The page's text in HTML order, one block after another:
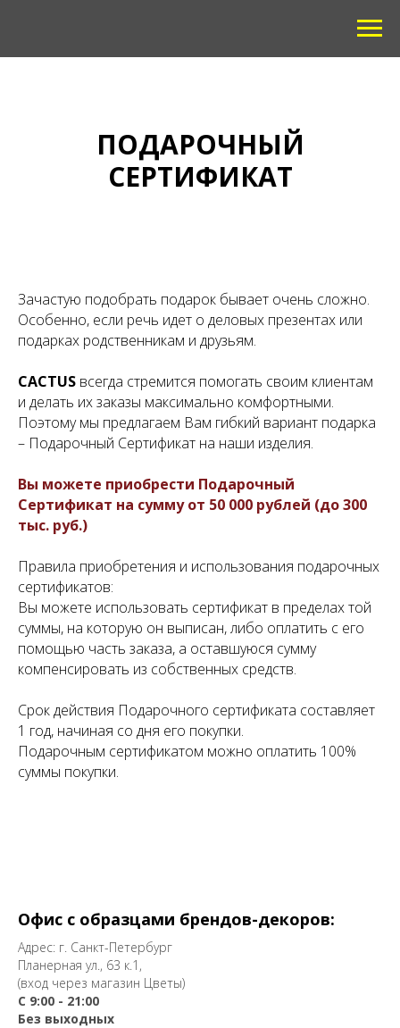
ПОДАРОЧНЫЙ
СЕРТИФИКАТ
Зачастую подобрать подарок бывает очень сложно.
Особенно, если речь идет о деловых презентах или
подарках родственникам и друзьям.
CACTUS всегда стремится помогать своим клиентам
и делать их заказы максимально комфортными.
Поэтому мы предлагаем Вам гибкий вариант подарка
– Подарочный Сертификат на наши изделия.
Вы можете приобрести Подарочный
Сертификат на сумму от 50 000 рублей (до 300
тыс. руб.)
Правила приобретения и использования подарочных
сертификатов:
Вы можете использовать сертификат в пределах той
суммы, на которую он выписан, либо оплатить с его
помощью часть заказа, а оставшуюся сумму
компенсировать из собственных средств.
Срок действия Подарочного сертификата составляет
1 год, начиная со дня его покупки.
Подарочным сертификатом можно оплатить 100%
суммы покупки.
Офис с образцами брендов-декоров:
Адрес: г. Санкт-Петербург
Планерная ул., 63 к.1,
(вход через магазин Цветы)
С 9:00 - 21:00
Без выходных